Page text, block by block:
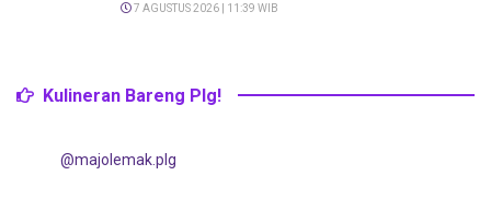
7 AGUSTUS 2026 | 11:39 WIB
Kulineran Bareng Plg!
@majolemak.plg